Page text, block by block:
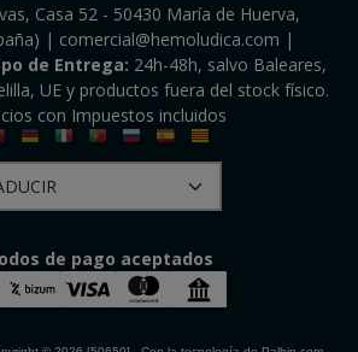
Casa 52 - 50430 María de Huerva,
| comercial@hemoludica.com |
de Entrega: 24h-48h, salvo Baleares,
UE y productos fuera del stock físico.
con Impuestos incluidos
de pago aceptados